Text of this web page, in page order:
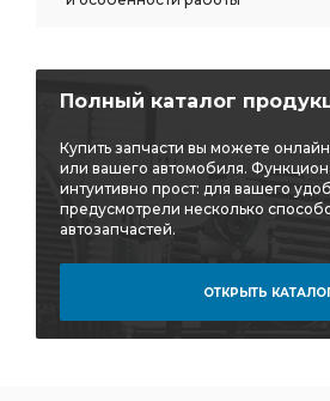
Полный каталог
Купить запчасти вы можете
или вашего автомобиля.
интуитивно прост: для вашего
предусмотрели несколько
автозапчастей.
ОТКРЫТЬ